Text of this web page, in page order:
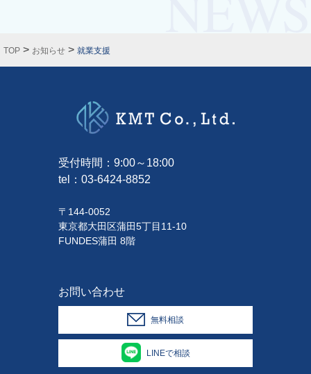
TOP > お知らせ > 就業支援
受付時間：9:00～18:00
tel： 03-6424-8852
〒144-0052
東京都大田区蒲田5丁目11-10
FUNDES蒲田 8階
お問い合わせ
無料相談
LINEで相談